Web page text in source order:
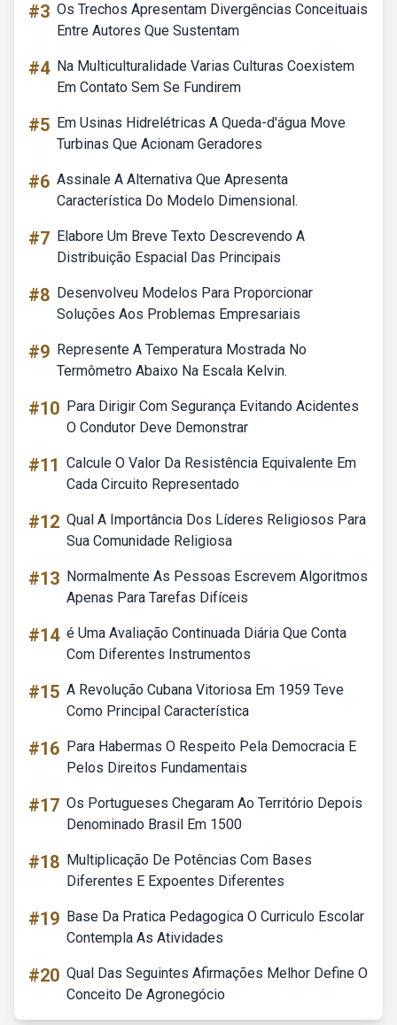
#3 Os Trechos Apresentam Divergências Conceituais
Entre Autores Que Sustentam
#4 Na Multiculturalidade Varias Culturas Coexistem
Em Contato Sem Se Fundirem
#5 Em Usinas Hidrelétricas A Queda-d'água Move
Turbinas Que Acionam Geradores
#6 Assinale A Alternativa Que Apresenta
Característica Do Modelo Dimensional.
#7 Elabore Um Breve Texto Descrevendo A
Distribuição Espacial Das Principais
#8 Desenvolveu Modelos Para Proporcionar
Soluções Aos Problemas Empresariais
#9 Represente A Temperatura Mostrada No
Termômetro Abaixo Na Escala Kelvin.
#10 Para Dirigir Com Segurança Evitando Acidentes
O Condutor Deve Demonstrar
#11 Calcule O Valor Da Resistência Equivalente Em
Cada Circuito Representado
#12 Qual A Importância Dos Líderes Religiosos Para
Sua Comunidade Religiosa
#13 Normalmente As Pessoas Escrevem Algoritmos
Apenas Para Tarefas Difíceis
#14 é Uma Avaliação Continuada Diária Que Conta
Com Diferentes Instrumentos
#15 A Revolução Cubana Vitoriosa Em 1959 Teve
Como Principal Característica
#16 Para Habermas O Respeito Pela Democracia E
Pelos Direitos Fundamentais
#17 Os Portugueses Chegaram Ao Território Depois
Denominado Brasil Em 1500
#18 Multiplicação De Potências Com Bases
Diferentes E Expoentes Diferentes
#19 Base Da Pratica Pedagogica O Curriculo Escolar
Contempla As Atividades
#20 Qual Das Seguintes Afirmações Melhor Define O
Conceito De Agronegócio